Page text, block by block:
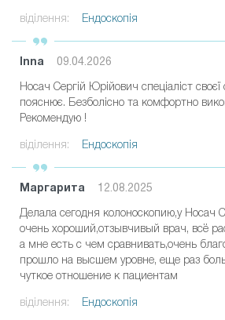
віділення: Ендоскопія
Inna 09.04.2026
Носач Сергій Юрійович спеціаліст
пояснює. Безболiсно та комфортно
Рекомендую !
віділення: Ендоскопія
Маргарита 12.08.2025
Делала сегодня колоноскопию,у Носач
очень хороший,отзывчивый врач, всё
а мне есть с чем сравнивать,очень
прошло на высшем уровне, еще раз
чуткое отношение к пациентам
віділення: Ендоскопія